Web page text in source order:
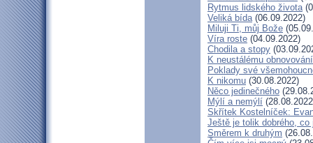
Rytmus lidského života
Veliká bída(06.09.2022)
Miluji Ti, můj Bože
Víra roste (04.09.2022)
Chodila a stopy
K neustálému obnovování
Poklady své
K nikomu (30.08.2022)
Něco jedinečného
Mýlí a nemýlí
Skřítek Kostelníček:
Ještě je tolik dobrého, co
Směrem k druhým